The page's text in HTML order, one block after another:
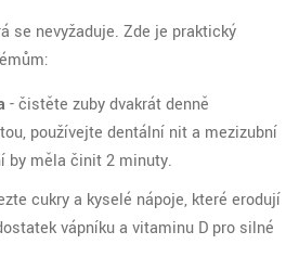
se nevyžaduje. Zde je praktický
- čistěte zuby dvakrát denně
, používejte dentální nit a mezizubní
by měla činit 2 minuty.
cukry a kyselé nápoje, které erodují
vápníku a vitaminu D pro silné